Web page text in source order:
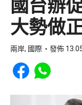
國台辦
大勢做
兩岸, 國際 發佈
Share to Facebook
Share to